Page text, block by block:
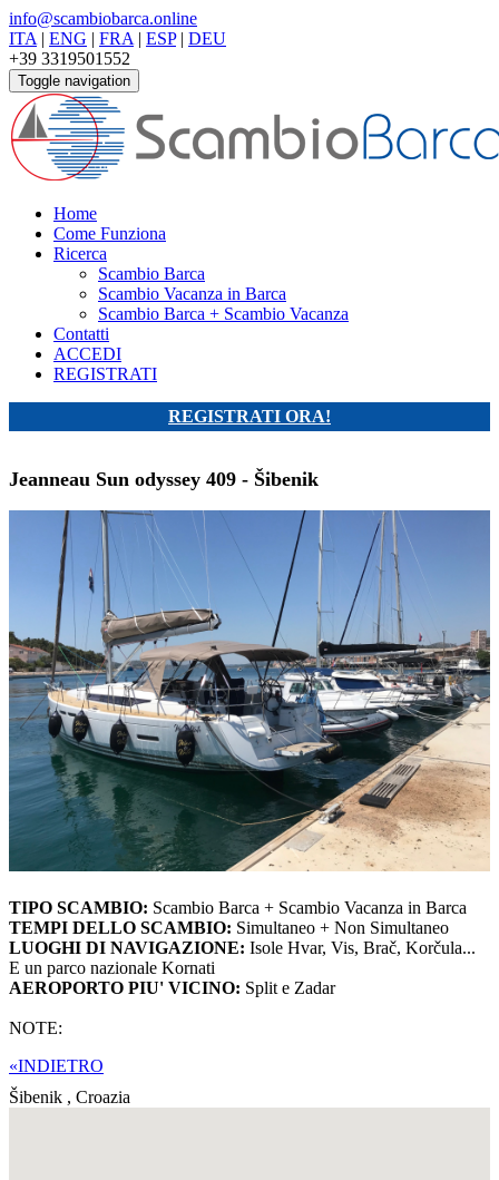
info@scambiobarca.online
ITA | ENG | FRA | ESP| DEU
+39 3319501552
Toggle navigation
Home
Come Funziona
Ricerca
Scambio Barca
Scambio Vacanza in Barca
Scambio Barca + Scambio Vacanza
Contatti
ACCEDI
REGISTRATI
REGISTRATI ORA!
Jeanneau Sun odyssey 409 - Šibenik
TIPO SCAMBIO: Scambio Barca + Scambio Vacanza in Barca
TEMPI DELLO SCAMBIO: Simultaneo + Non Simultaneo
LUOGHI DI NAVIGAZIONE: Isole Hvar, Vis, Brač, Korčula...
E un parco nazionale Kornati
AEROPORTO PIU' VICINO: Split e Zadar
NOTE:
«INDIETRO
Šibenik , Croazia